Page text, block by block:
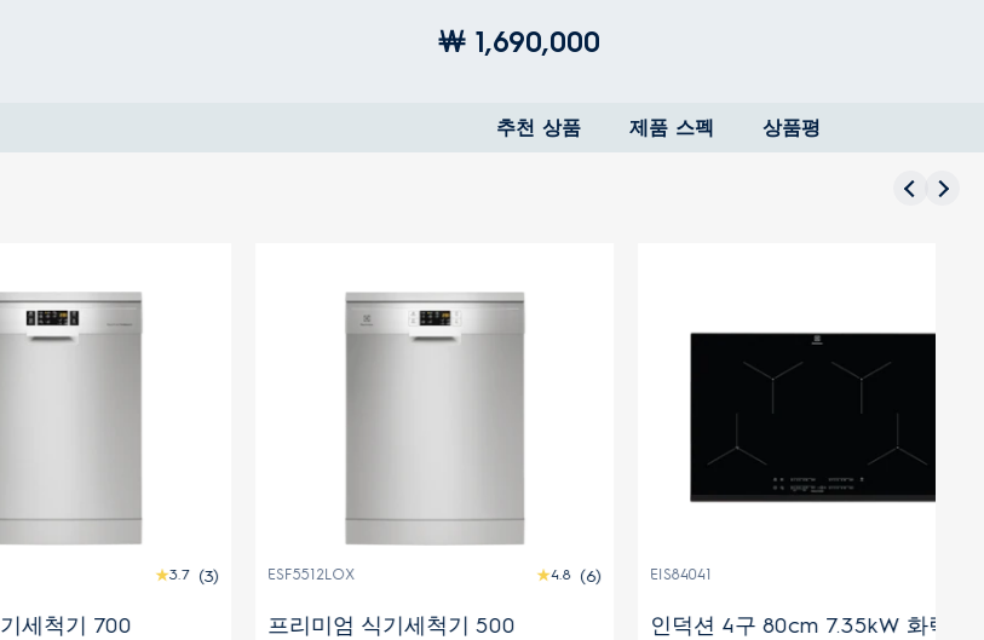
￦ 1,690,000
추천 상품 제품 스펙 상품평
5 (1)
인덕션 4구 80cm 7.35kW 화력
4.8 (131)
얼티밋테이스트 700 1500W 초고속
얼티밋테이스트 700